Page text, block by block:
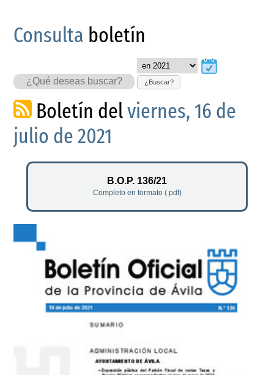
Consulta boletín
¿Buscar?
Boletín delviernes, 16 de
julio de 2021
B.O.P. 136/21
Completo en formato (.pdf)